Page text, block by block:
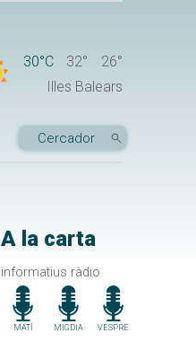
30°C 32°
26°
Illes Balears
A la carta
informatius ràdio
MATÍ MIGDIA VESPRE